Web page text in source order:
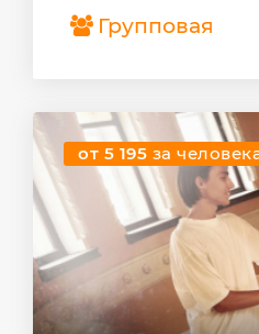
Групповая
от 5 195 за